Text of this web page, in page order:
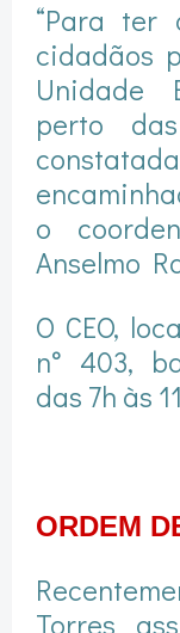
“Para ter
cidadãos
Unidade
perto
o
Anselmo
O CEO,
n° 403,
das 7h às
ORDEM
Torres